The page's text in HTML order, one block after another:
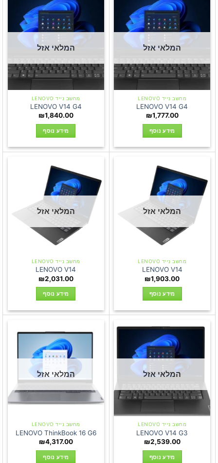
המלאי אזל
מחשב נייד LENOVO
LENOVO V14 G4
₪1,777.00
מידע נוסף
המלאי אזל
מחשב נייד LENOVO
LENOVO V14 G4
₪1,840.00
מידע נוסף
המלאי אזל
מחשב נייד LENOVO
LENOVO V14
₪1,903.00
מידע נוסף
המלאי אזל
מחשב נייד LENOVO
LENOVO V14
₪2,031.00
מידע נוסף
המלאי אזל
מחשב נייד LENOVO
LENOVO V14 G3
₪2,539.00
מידע נוסף
המלאי אזל
מחשב נייד LENOVO
LENOVO ThinkBook 16 G6
₪4,317.00
מידע נוסף